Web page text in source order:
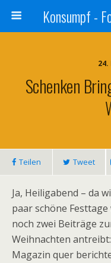
Schenken
Teilen Tweet
Ja, Heiligabend – da
paar schöne
noch zwei Beiträge
Weihnachten
Magazin quer